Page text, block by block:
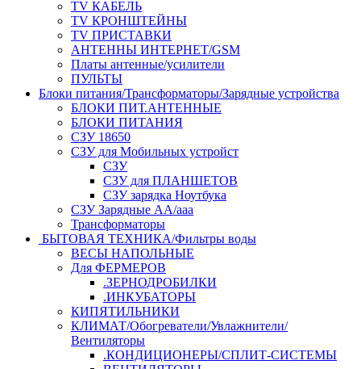
TV КАБЕЛЬ
TV КРОНШТЕЙНЫ
TV ПРИСТАВКИ
АНТЕННЫ ИНТЕРНЕТ/GSM
Платы антенные/усилители
ПУЛЬТЫ
Блоки питания/Трансформаторы/Зарядные устройства
БЛОКИ ПИТ.АНТЕННЫЕ
БЛОКИ ПИТАНИЯ
СЗУ 18650
СЗУ для Мобильных устройст
СЗУ
СЗУ для ПЛАНШЕТОВ
СЗУ зарядка Ноутбука
СЗУ Зарядные АА/ааа
Трансформаторы
БЫТОВАЯ ТЕХНИКА/Фильтры воды
ВЕСЫ НАПОЛЬНЫЕ
Для ФЕРМЕРОВ
.ЗЕРНОДРОБИЛКИ
.ИНКУБАТОРЫ
КИПЯТИЛЬНИКИ
КЛИМАТ/Обогреватели/Увлажнители/
Вентиляторы
.КОНДИЦИОНЕРЫ/СПЛИТ-СИСТЕМЫ